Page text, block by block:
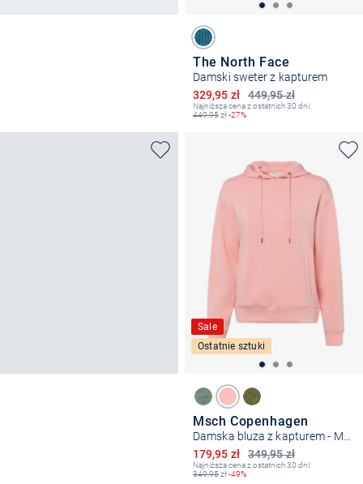
The North Face
Damski sweter z kapturem
449,95 zł
Obniżona cena
329,95 zł
Najniższa cena z ostatnich 30 dni:
449,95zł-27%
Sale
Ostatnie sztuki
Msch Copenhagen
349,95 zł
Obniżona cena
179,95 zł
Najniższa cena z ostatnich 30 dni:
349,95zł-49%